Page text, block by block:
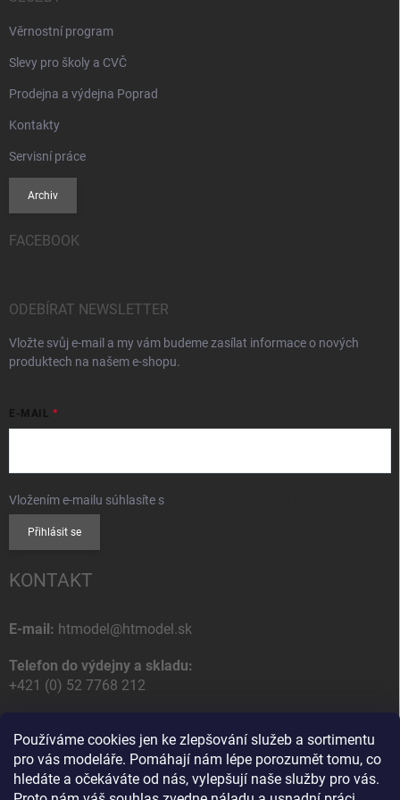
Používáme cookies jen ke zlepšování služeb a sortimentu
pro vás modeláře. Pomáhají nám lépe porozumět tomu, co
hledáte a očekáváte od nás, vylepšují naše služby pro vás.
Věrnostní program
Slevy pro školy a CVČ
Prodejna a výdejna Poprad
Kontakty
Servisní práce
Archiv
FACEBOOK
ODEBÍRAT NEWSLETTER
Vložte svůj e-mail a my vám budeme zasílat informace o nových
produktech na našem e-shopu.
E-MAIL
Vložením e-mailu súhlasíte s
Přihlásit se
KONTAKT
E-mail: htmodel@htmodel.sk
Telefon do výdejny a skladu:
+421 (0) 52 7768 212
HT model
Na letisko 49
058 01 Poprad